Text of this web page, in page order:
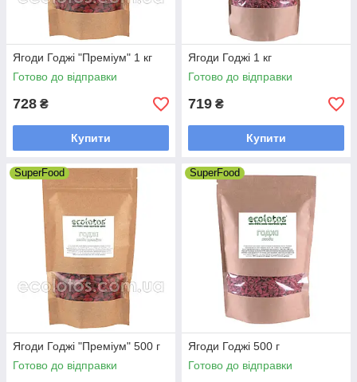
Ягоди Годжі "Преміум" 1 кг
Готово до відправки
728 ₴
Купити
Ягоди Годжі 1 кг
Готово до відправки
719 ₴
Купити
SuperFood
Ягоди Годжі "Преміум" 500 г
Готово до відправки
SuperFood
Ягоди Годжі 500 г
Готово до відправки